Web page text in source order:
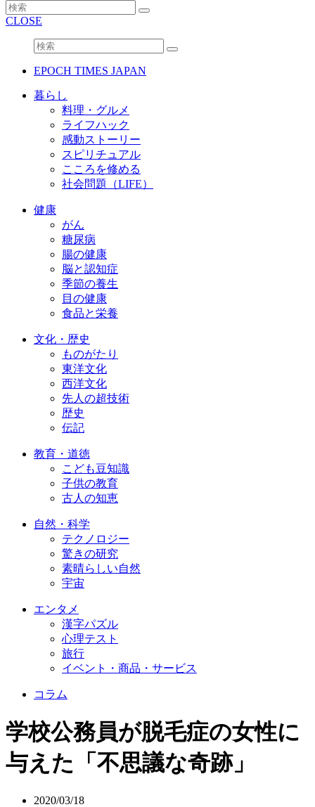
CLOSE
EPOCH TIMES JAPAN
暮らし
料理・グルメ
ライフハック
感動ストーリー
スピリチュアル
こころを修める
社会問題（LIFE）
健康
がん
糖尿病
腸の健康
脳と認知症
季節の養生
目の健康
食品と栄養
文化・歴史
ものがたり
東洋文化
西洋文化
先人の超技術
歴史
伝記
教育・道徳
こども豆知識
子供の教育
古人の知恵
自然・科学
テクノロジー
驚きの研究
素晴らしい自然
宇宙
エンタメ
漢字パズル
心理テスト
旅行
イベント・商品・サービス
コラム
学校公務員が脱毛症の女性に
与えた「不思議な奇跡」
2020/03/18